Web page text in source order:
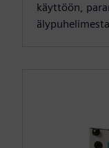
käyttöön,